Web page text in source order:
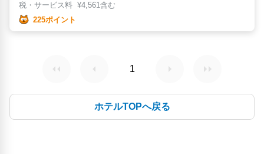
税・サービス料 ¥4,561含む
225ポイント
1
ホテルTOPへ戻る